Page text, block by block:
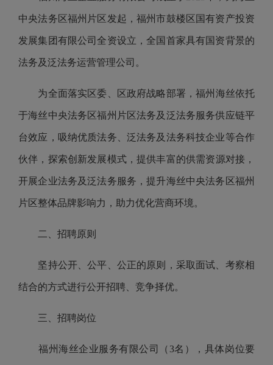
中央法务区福州片区发起，福州市鼓楼区国有资产投资
发展集团有限公司全资设立，全国首家具有国资背景的
法务及泛法务运营管理公司。
为全面落实区委、区政府战略部署，福州海丝依托
于海丝中央法务区福州片区法务及泛法务服务供应链平
台效应，吸纳优质法务、泛法务及法务科技企业等合作
伙伴， 探索创新发展模式，提供丰富的供需资源对接，
开展企业法务及泛法务服务，提升海丝中央法务区福州
片区整体品牌影响力，助力优化营商环境。
二、招聘原则
坚持公开、公平、公正的原则，采取面试、考察相
结合的方式进行公开招聘、竞争择优。
三、招聘岗位
福州海丝企业服务有限公司（3名 ） ， 具体岗位要